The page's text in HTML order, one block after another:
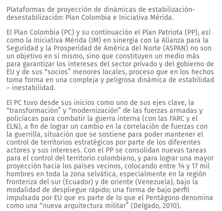
Plataformas de proyección de dinámicas de estabilización-
desestabilización: Plan Colombia e Iniciativa Mérida.
El Plan Colombia (PC) y su continuación el Plan Patriota (PP), así
como la Iniciativa Mérida (IM) en sinergia con la Alianza para la
Seguridad y la Prosperidad de América del Norte (ASPAN) no son
un objetivo en sí mismo, sino que constituyen un medio más
para garantizar los intereses del sector privado y del gobierno de
EU y de sus “socios” menores locales, proceso que en los hechos
toma forma en una compleja y peligrosa dinámica de estabilidad
– inestabilidad.
El PC tuvo desde sus inicios como uno de sus ejes clave, la
“transformación” y “modernización” de las fuerzas armadas y
policíacas para combatir la guerra interna (con las FARC y el
ELN), a fin de lograr un cambio en la correlación de fuerzas con
la guerrilla, situación que se sostiene para poder mantener el
control de territorios estratégicos por parte de los diferentes
actores y sus intereses. Con el PP se consolidan nuevas tareas
para el control del territorio colombiano, y para lograr una mayor
proyección hacia los países vecinos, colocando entre 14 y 17 mil
hombres en toda la zona selvática, especialmente en la región
fronteriza del sur (Ecuador) y de oriente (Venezuela), bajo la
modalidad de despliegue rápido; una forma de bajo perfil
impulsada por EU que es parte de lo que el Pentágono denomina
como una “nueva arquitectura militar” (Delgado, 2010).